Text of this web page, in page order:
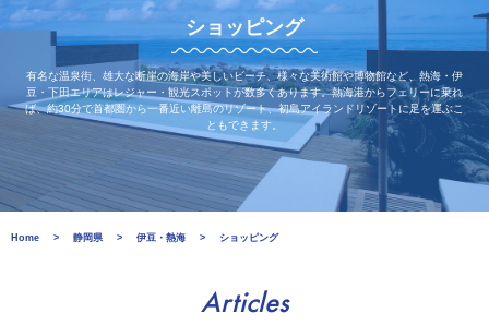
ショッピング
有名な温泉街、雄大な断崖の海岸や美しいビーチ、様々な美術館や博物館など、熱海・伊
豆・下田エリアはレジャー・観光スポットが数多くあります。熱海港からフェリーに乗れ
ば、約30分で首都圏から一番近い離島のリゾート、初島アイランドリゾートに足を運ぶこ
ともできます。
Home 静岡県 伊豆・熱海 ショッピング
Articles